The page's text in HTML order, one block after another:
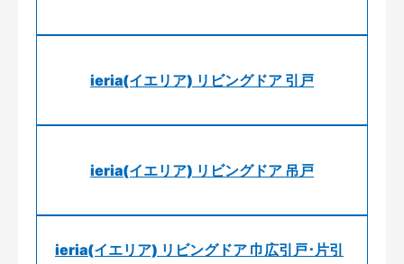
ieria(イエリア) リビングドア 引戸
ieria(イエリア) リビングドア 吊戸
ieria(イエリア) リビングドア 巾広引戸･片引